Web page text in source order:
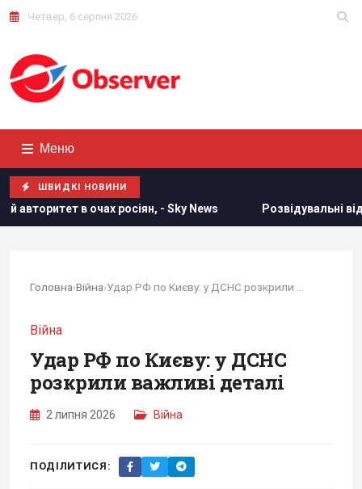
Четвер, 6 серпня 2026
Меню
ШВИДКІ НОВИНИ
росіян, - Sky News Розвідувальні відносини між США
Головна›Війна›
Війна
Удар РФ по Києву: у ДСНС
розкрили важливі деталі
2 липня 2026 Війна
ПОДІЛИТИСЯ: